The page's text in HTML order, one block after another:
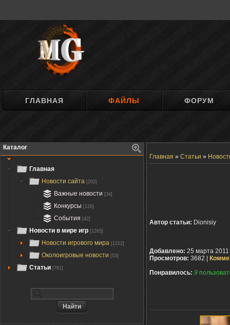
ГЛАВНАЯ ФАЙЛЫ ФОРУМ
Каталог
Главная
Новости сайта [202]
Важные новости [34]
Конкурсы [126]
События [42]
Новости в мире игр [1265]
Новости игрового мира [1212]
Околоигровые новости [53]
Статьи [761]
Главная » Статьи »
Автор статьи: Dionisiy
Добавлено: 25 марта 2011
Просмотров: 3682 |
Понравилось: 9